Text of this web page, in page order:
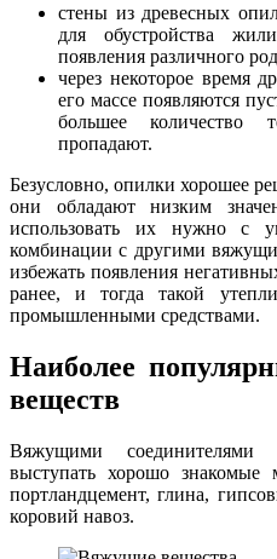
стены из древесных
для обустройства
появления различного
через некоторое время
его массе появляются
большее количество
пропадают.
Безусловно, опилки хорошее
они обладают низким
использовать их нужно с
комбинации с другими
избежать появления
ранее, и тогда такой
промышленными средствами.
Наиболее
веществ
Вяжущими соединителями
выступать хорошо знакомые
портландцемент, глина,
коровий навоз.